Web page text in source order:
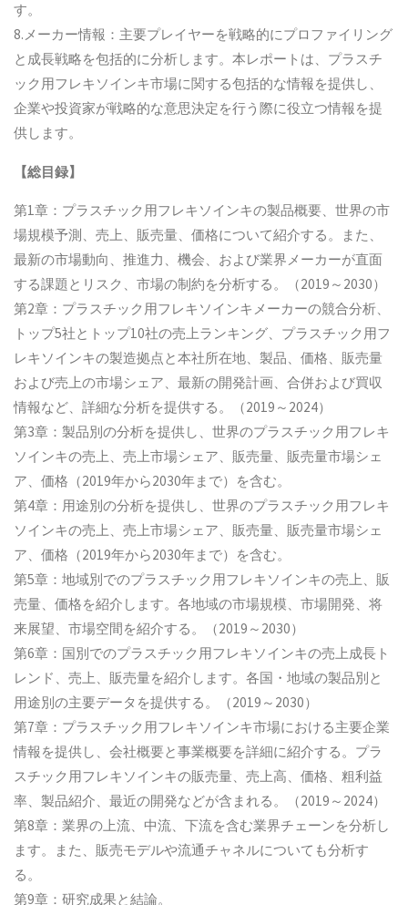
す。
8.メーカー情報：主要プレイヤーを戦略的にプロファイリング
と成長戦略を包括的に分析します。本レポートは、プラスチ
ック用フレキソインキ市場に関する包括的な情報を提供し、
企業や投資家が戦略的な意思決定を行う際に役立つ情報を提
供します。
【総目録】
第1章：プラスチック用フレキソインキの製品概要、世界の市
場規模予測、売上、販売量、価格について紹介する。また、
最新の市場動向、推進力、機会、および業界メーカーが直面
する課題とリスク、市場の制約を分析する。（2019～2030）
第2章：プラスチック用フレキソインキメーカーの競合分析、
トップ5社とトップ10社の売上ランキング、プラスチック用フ
レキソインキの製造拠点と本社所在地、製品、価格、販売量
および売上の市場シェア、最新の開発計画、合併および買収
情報など、詳細な分析を提供する。（2019～2024）
第3章：製品別の分析を提供し、世界のプラスチック用フレキ
ソインキの売上、売上市場シェア、販売量、販売量市場シェ
ア、価格（2019年から2030年まで）を含む。
第4章：用途別の分析を提供し、世界のプラスチック用フレキ
ソインキの売上、売上市場シェア、販売量、販売量市場シェ
ア、価格（2019年から2030年まで）を含む。
第5章：地域別でのプラスチック用フレキソインキの売上、販
売量、価格を紹介します。各地域の市場規模、市場開発、将
来展望、市場空間を紹介する。（2019～2030）
第6章：国別でのプラスチック用フレキソインキの売上成長ト
レンド、売上、販売量を紹介します。各国・地域の製品別と
用途別の主要データを提供する。（2019～2030）
第7章：プラスチック用フレキソインキ市場における主要企業
情報を提供し、会社概要と事業概要を詳細に紹介する。プラ
スチック用フレキソインキの販売量、売上高、価格、粗利益
率、製品紹介、最近の開発などが含まれる。（2019～2024）
第8章：業界の上流、中流、下流を含む業界チェーンを分析し
ます。また、販売モデルや流通チャネルについても分析す
る。
第9章：研究成果と結論。